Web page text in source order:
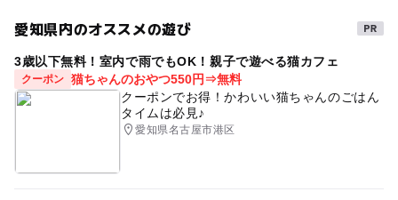
愛知県内のオススメの遊び
3歳以下無料！室内で雨でもOK！親子で遊べる猫カフェ
クーポン 猫ちゃんのおやつ550円⇒無料
クーポンでお得！かわいい猫ちゃんのごはん
タイムは必見♪
愛知県名古屋市港区